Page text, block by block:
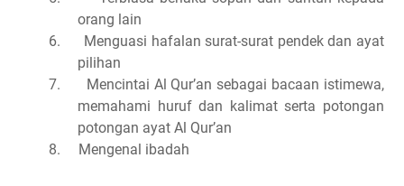
orang lain
6.
Menguasi hafalan surat-surat pendek dan ayat
pilihan
7.
Mencintai Al Qur’an sebagai bacaan istimewa,
memahami huruf dan kalimat serta potongan
potongan ayat Al Qur’an
8.
Mengenal ibadah